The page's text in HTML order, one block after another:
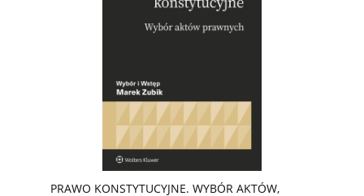
PRAWO KONSTYTUCYJNE. WYBÓR AKTÓW,